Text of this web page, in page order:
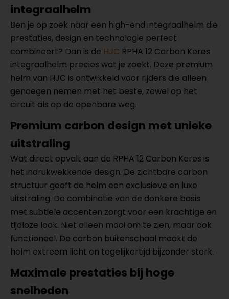
integraalhelm
Ben je op zoek naar een high-end integraalhelm die
prestaties, design en technologie perfect
combineert? Dan is de HJC RPHA 12 Carbon Keres
integraalhelm precies wat je zoekt. Deze premium
helm van HJC is ontwikkeld voor rijders die alleen
genoegen nemen met het beste, zowel op het
circuit als op de openbare weg.
Premium carbon design met unieke
uitstraling
Wat direct opvalt aan de RPHA 12 Carbon Keres is
het indrukwekkende design. De zichtbare carbon
structuur geeft de helm een exclusieve en luxe
uitstraling. De combinatie van de donkere basis
met subtiele accenten zorgt voor een krachtige en
tijdloze look. Niet alleen mooi om te zien, maar ook
functioneel. De carbon buitenschaal maakt de
helm extreem licht en tegelijkertijd bijzonder sterk.
Maximale prestaties bij hoge
snelheden